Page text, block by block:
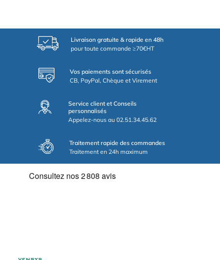
Livraison gratuite & rapide en 48h
pour toute commande ≥70€HT
Vos paiements sont sécurisés
CB, PayPal, Chèque et Virement
Service client et Conseils
personnalisés
Appelez-nous au 02.51.34.45.62
Traitement rapide des commandes
Traitement en 24h maximum